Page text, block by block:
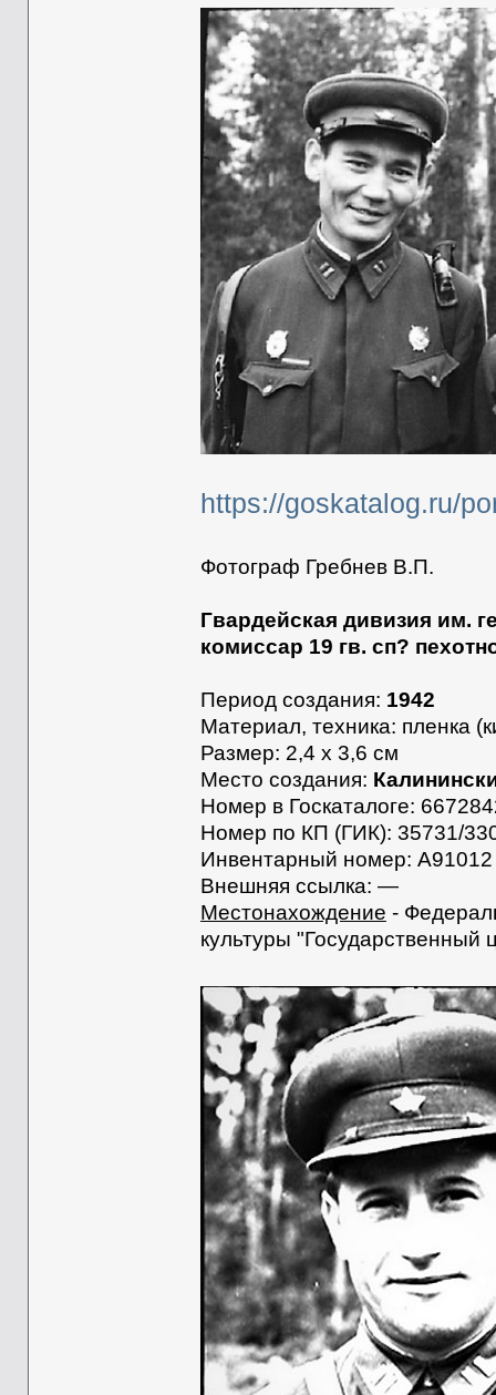
https://goskatalog.ru/
Фотограф Гребнев В.П.
Гвардейская дивизия им.
комиссар 19 гв. сп?
Период создания: 1942
Материал, техника: пленка
Размер: 2,4 x 3,6 см
Место создания:
Номер в Госкаталоге:
Номер по КП (ГИК): 35731/
Инвентарный номер: А91012
Внешняя ссылка: —
Местонахождение -
культуры